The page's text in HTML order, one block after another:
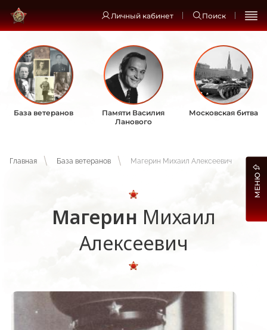
Личный кабинет Поиск
База ветеранов
Памяти Василия
Ланового
Московская битва
Главная База ветеранов Магерин Михаил Алексеевич
Магерин Михаил
Алексеевич
МЕНЮ